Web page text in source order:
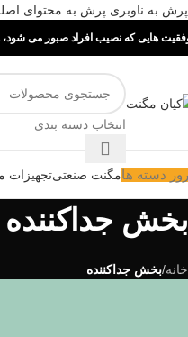
پرش به ناوبری پرش به محتوای
هایی که نصیب افراد صبور می
انتخاب دسته بندی
دسته هامگنت صنعتیتجهیزات
بخش جداکننده
خانه/بخش جداکننده